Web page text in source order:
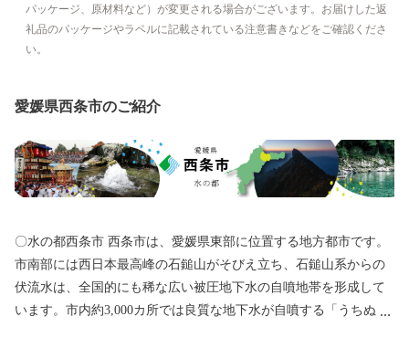
パッケージ、原材料など）が変更される場合がございます。お届けした返
礼品のパッケージやラベルに記載されている注意書きなどをご確認くださ
い。
愛媛県西条市のご紹介
〇水の都西条市 西条市は、愛媛県東部に位置する地方都市です。
市南部には西日本最高峰の石鎚山がそびえ立ち、石鎚山系からの
伏流水は、全国的にも稀な広い被圧地下水の自噴地帯を形成して
います。市内約3,000カ所では良質な地下水が自噴する「うちぬ